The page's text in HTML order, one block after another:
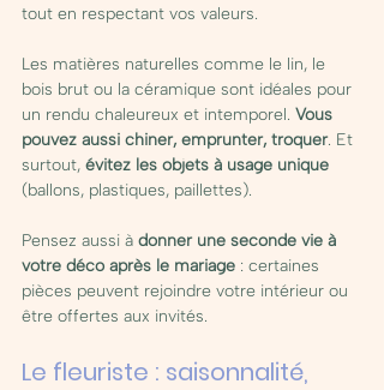
tout en respectant vos valeurs.
Les matières naturelles comme le lin, le
bois brut ou la céramique sont idéales pour
un rendu chaleureux et intemporel. Vous
pouvez aussi chiner, emprunter, troquer. Et
surtout, évitez les objets à usage unique
(ballons, plastiques, paillettes).
Pensez aussi à donner une seconde vie à
votre déco après le mariage : certaines
pièces peuvent rejoindre votre intérieur ou
être offertes aux invités.
Le fleuriste : saisonnalité,